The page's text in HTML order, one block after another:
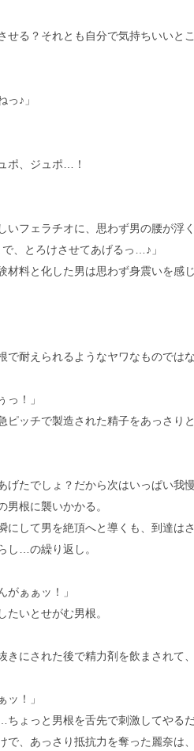
せる？それとも自分で気持ちいいと
♪」
ポ、ジュポ…！
フェラチオに、思わず男の腰が浮く
、とろけさせてあげるっ…♪」
料と化した男は思わず身震いを感じ
耐えられるようなヤワなものではな
っ！」
ッチで製造された精子をあっさり
げたでしょ？だから次はいっぱい我
根に襲いかかる。
して男を絶頂へと導くも、到達はさ
し…の繰り返し。
ぁぁッ！」
いとせがむ男根。
きにされた後で精力剤を飲まされて
ッ！」
ょっと男根を舌先で刺激してやるだ
、あっさり抵抗力を奪った麗奈は、